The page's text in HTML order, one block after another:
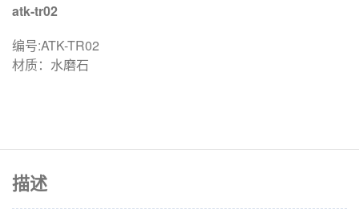
atk-tr02
编号:ATK-TR02
材质：水磨石
描述